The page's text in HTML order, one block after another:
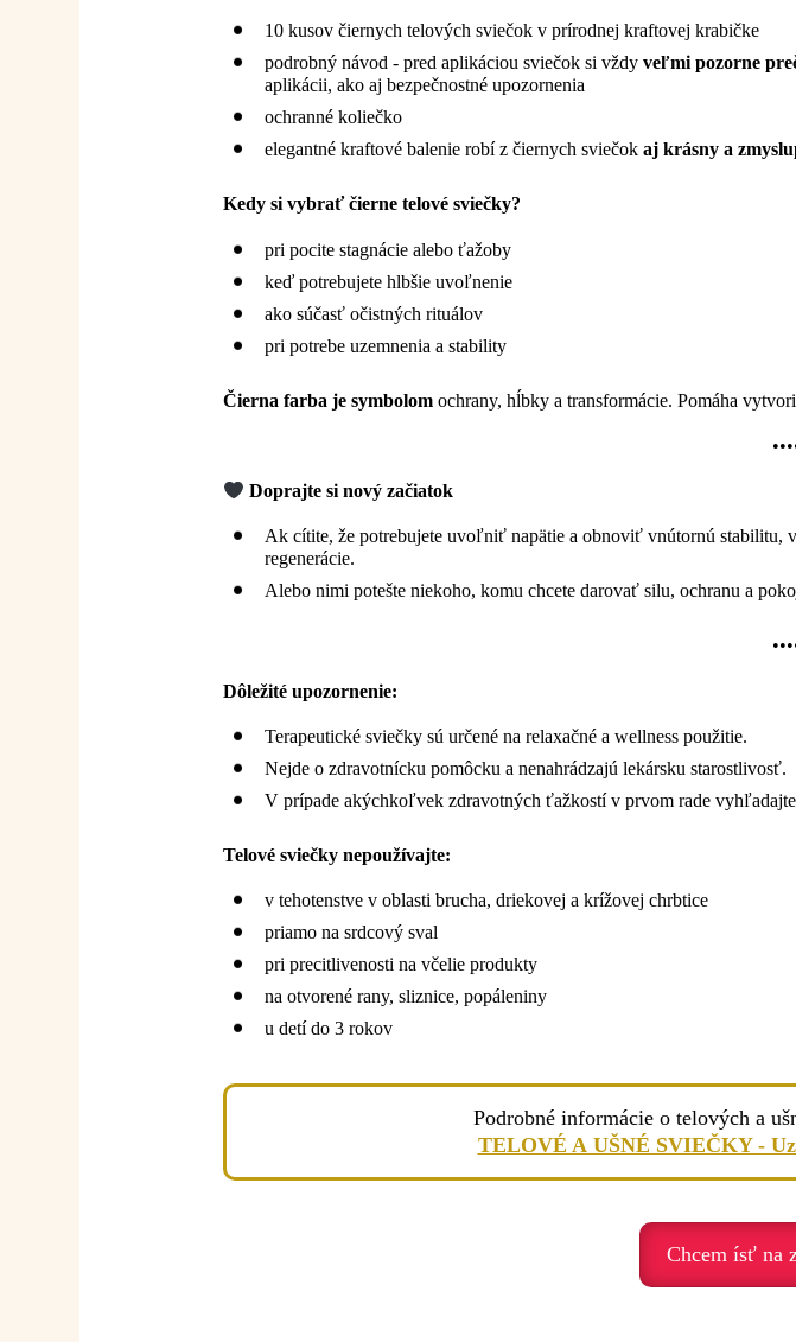
10 kusov čiernych telových sviečok v prírodnej kraftovej krabičke
podrobný návod - pred aplikáciou sviečok si vždyveľmi pozorne
aplikácii, ako aj bezpečnostné upozornenia
ochranné koliečko
elegantné kraftové balenie robí z čiernych sviečokaj krásny a
Kedy si vybrať čierne telové sviečky?
pri pocite stagnácie alebo ťažoby
keď potrebujete hlbšie uvoľnenie
ako súčasť očistných rituálov
pri potrebe uzemnenia a stability
Čierna farba je symbolom ochrany, hĺbky a transformácie. Pomáha
Doprajte si nový začiatok
Ak cítite, že potrebujete uvoľniť napätie a obnoviť vnútornú stabilitu,
regenerácie.
Alebo nimi potešte niekoho, komu chcete darovať silu, ochranu a
Dôležité upozornenie:
Terapeutické sviečky sú určené na relaxačné a wellness použitie.
Nejde o zdravotnícku pomôcku a nenahrádzajú lekársku starostlivosť.
V prípade akýchkoľvek zdravotných ťažkostí v prvom rade
Telové sviečky nepoužívajte:
v tehotenstve v oblasti brucha, driekovej a krížovej chrbtice
priamo na srdcový sval
pri precitlivenosti na včelie produkty
na otvorené rany, sliznice, popáleniny
u detí do 3 rokov
Podrobné informácie o telových a
TELOVÉ A UŠNÉ SVIEČKY -
Chcem ísť na